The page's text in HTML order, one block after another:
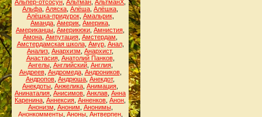
Альпер-отсосун Альтман АльтманХ
Альфа Аляска Алёша Алёшка
Алёшка-придурок, Амальрик,
Аманда Америк Америка
Американцы Америкюки Амнистия
Амона Ампутация Амстердам
Амстердамская школа, Амур, Анал,
Анализ Анархизм Анархист,
Анастасия, Анатолий Панков,
Ангелы, Английский, Англия,
Андреев, Андромеда, Андроников,
Андропов Андрюша Анекдот,
Анекдоты Анжелика Анимация
Анинаталия Анисимов Анклав Анна
Каренина Аннексия Анненков Анон
Анонизм Аноним Анонимы,
Анонкомменты, Аноны, Антверпен,